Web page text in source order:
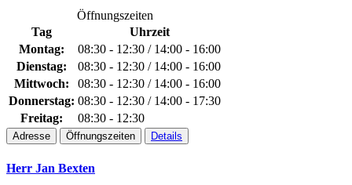
Öffnungszeiten
Tag
Uhrzeit
Montag:
08:30 - 12:30 / 14:00 - 16:00
Dienstag:
08:30 - 12:30 / 14:00 - 16:00
Mittwoch:
08:30 - 12:30 / 14:00 - 16:00
Donnerstag: 08:30 - 12:30 / 14:00 - 17:30
Freitag:
08:30 - 12:30
Adresse Öffnungszeiten Details
Herr Jan Bexten